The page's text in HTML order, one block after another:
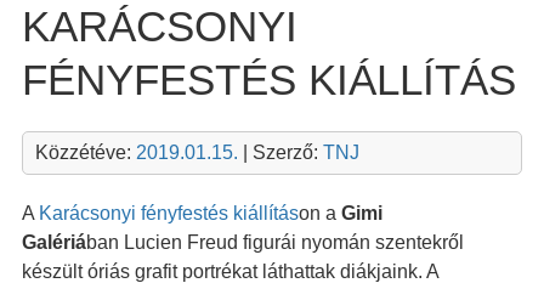
KARÁCSONYI
FÉNYFESTÉS KIÁLLÍTÁS
Közzétéve: 2019.01.15. | Szerző: TNJ
A Karácsonyi fényfestés kiállításon a Gimi
Galériában Lucien Freud figurái nyomán szentekről
készült óriás grafit portrékat láthattak diákjaink. A